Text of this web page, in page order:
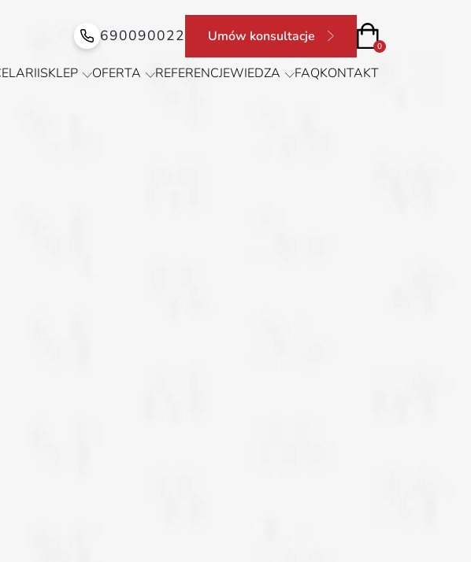
690090022 Umów konsultacje
0
SKLEP OFERTA REFERENCJEWIEDZA FAQKONTAKT